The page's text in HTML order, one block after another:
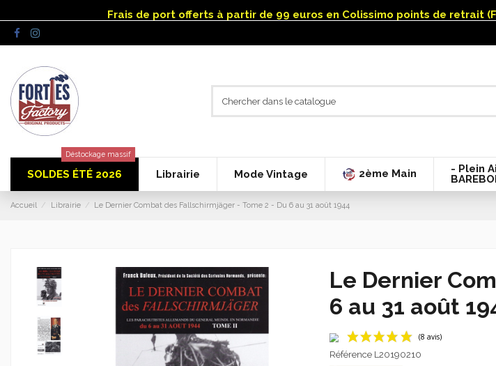
Frais de port offerts à partir de 99 euros en Colissimo points de retrait
SOLDES ÉTÉ 2026
Déstockage massif
Librairie Mode Vintage 2ème Main
- Plein
Accueil Librairie Le Dernier Combat des Fallschirmjäger - Tome 2 - Du 6 au 31 août 1944
Le Dernier
6 au 31 août
Référence L20190210